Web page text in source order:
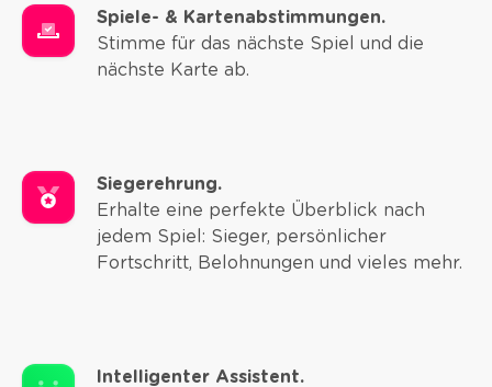
Spiele- & Kartenabstimmungen.
Stimme für das nächste Spiel und die
nächste Karte ab.
Siegerehrung.
Erhalte eine perfekte Überblick nach
jedem Spiel: Sieger, persönlicher
Fortschritt, Belohnungen und vieles mehr.
Intelligenter Assistent.